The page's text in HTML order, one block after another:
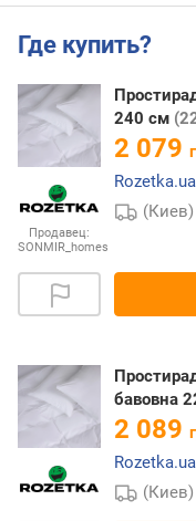
Где купить?
Продавец:
SONMIR_homes
240 см
2 079
Rozetka.ua
(Киев)
бавовна
2 089
Rozetka.ua
(Киев)